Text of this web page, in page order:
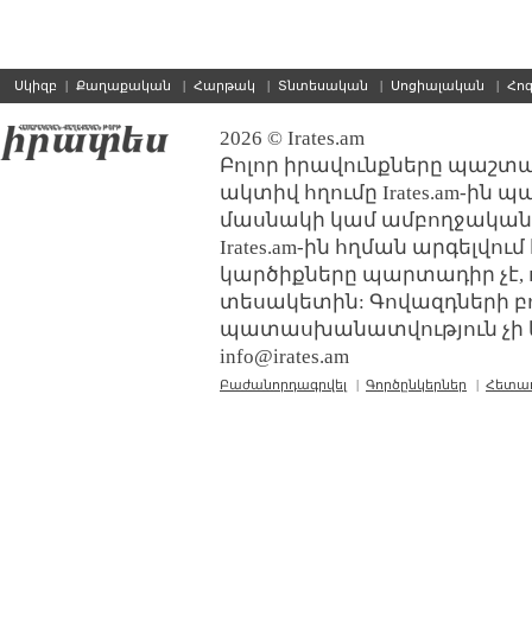
Սկիզբ | Քաղաքական | Հարթակ | Տնտեսական | Սոցիալական |
2026 © Irates.am
Բոլոր իրավունքները
ակտիվ հղումը Irates.am-ին
մասնակի կամ ամբողջական
Irates.am-ին հղման
կարծիքները պարտադիր չէ,
տեսակետին: Գովազդների
պատասխանատվություն չի
info@irates.am
Բաժանորդագրվել | Գործընկերներ |